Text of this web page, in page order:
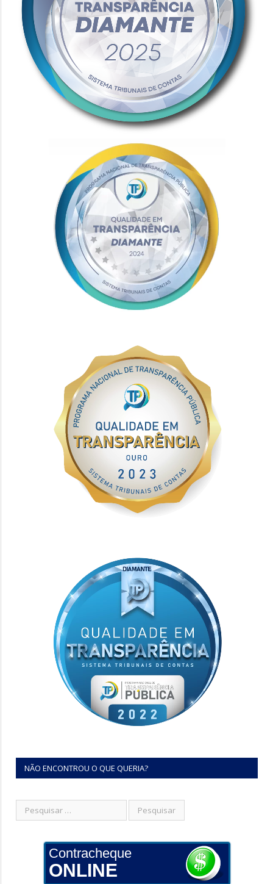
NÃO ENCONTROU O QUE QUERIA?
Contracheque
ONLINE